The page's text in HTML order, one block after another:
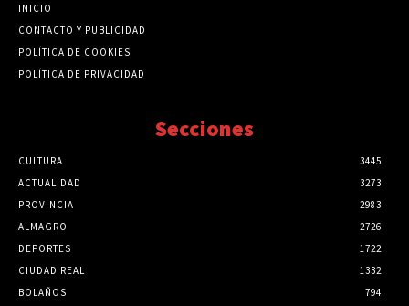
INICIO
CONTACTO Y PUBLICIDAD
POLÍTICA DE COOKIES
POLÍTICA DE PRIVACIDAD
Secciones
CULTURA
3445
ACTUALIDAD
3273
PROVINCIA
2983
ALMAGRO
2726
DEPORTES
1722
CIUDAD REAL
1332
BOLAÑOS
794